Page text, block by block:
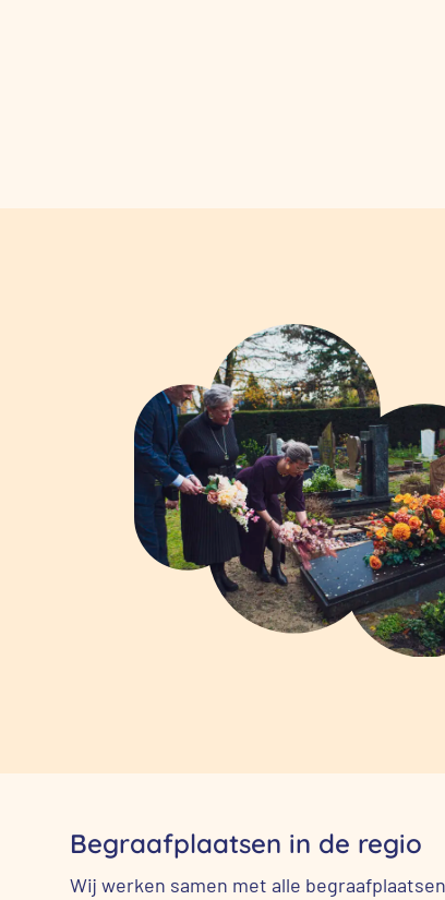
Begraafplaatsen in de regio
Wij werken samen met alle